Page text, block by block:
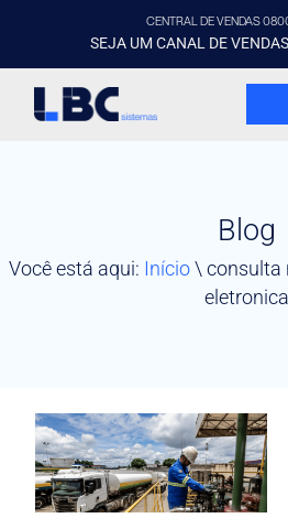
CENTRAL DE VENDAS
SEJA UM CANAL DE VENDAS
Blog
Você está aqui: Início\ consulta
eletronica